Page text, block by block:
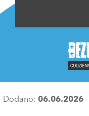
Dodano: 06.06.2026